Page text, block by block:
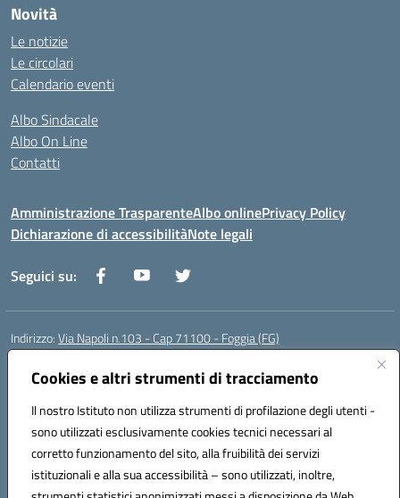
Cookies e altri strumenti di tracciamento
Il nostro Istituto non utilizza strumenti di profilazione degli utenti -
sono utilizzati esclusivamente cookies tecnici necessari al
corretto funzionamento del sito, alla fruibilità dei servizi
istituzionali e alla sua accessibilità – sono utilizzati, inoltre,
Novità
Le notizie
Le circolari
Calendario eventi
Albo Sindacale
Albo On Line
Contatti
Amministrazione TrasparenteAlbo onlinePrivacy Policy
Dichiarazione di accessibilitàNote legali
Seguici su:
Indirizzo:Via Napoli n.103 - Cap 71100 - Foggia (FG)
Centralino:0881070160 Email:fgis00800v@istruzione.it
Posta elettronica certificata (PEC):fgis00800v@pec.istruzione.it
Codice fiscale: 80003280718
Codice meccanografico:FGIS00800V
Codice Indice delle Pubbliche Amministrazioni (IPA): istsc_fgis00800v
Codice unico di fatturazione (CUF): SOLVP8